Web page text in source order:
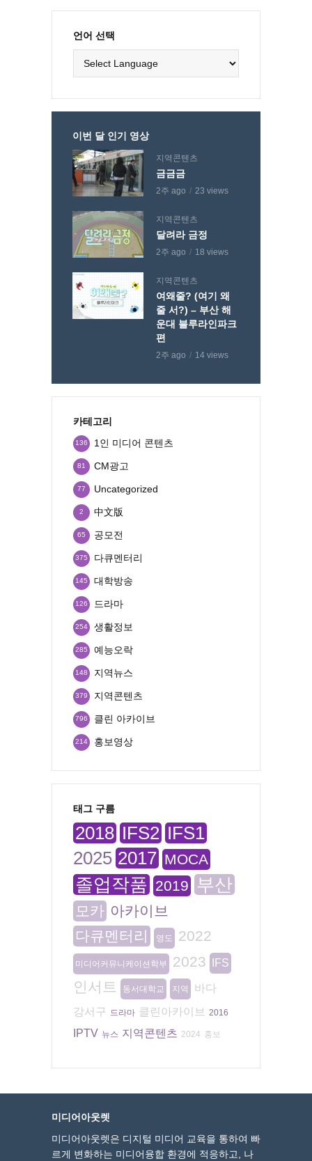
언어 선택
이번 달 인기 영상
지역콘텐츠
금금금
2주 ago 23 views
지역콘텐츠
달려라 금정
2주 ago 18 views
지역콘텐츠
여왜줄? (여기 왜
줄 서?) – 부산 해
운대 블루라인파크
편
2주 ago 14 views
카테고리
1인 미디어 콘텐츠
136
CM광고
81
Uncategorized
77
中文版
2
공모전
65
다큐멘터리
375
대학방송
145
드라마
126
생활정보
254
예능오락
285
지역뉴스
148
지역콘텐츠
379
클린 아카이브
796
홍보영상
214
태그 구름
2018 IFS2 IFS1
2025 2017 MOCA
졸업작품 2019 부산
모카 아카이브
다큐멘터리
영도 2022
미디어커뮤니케이션학부 2023 IFS
인서트 동서대학교 지역
바다
강서구 드라마 클린아카이브 2016
IPTV 뉴스 지역콘텐츠 2024 홍보
미디어아웃렛
미디어아웃렛은 디지털 미디어 교육을 통하여 빠
르게 변화하는 미디어융합 환경에 적응하고, 나